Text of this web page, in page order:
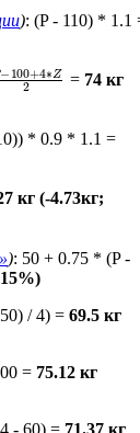
): (P - 110) * 1.1
100 +4∗ 2
= 74 кг
* 0.9 * 1.1 =
кг (-4.73кг;
): 50 + 0.75 * (P -
/ 4) = 69.5 кг
= 75.12 кг